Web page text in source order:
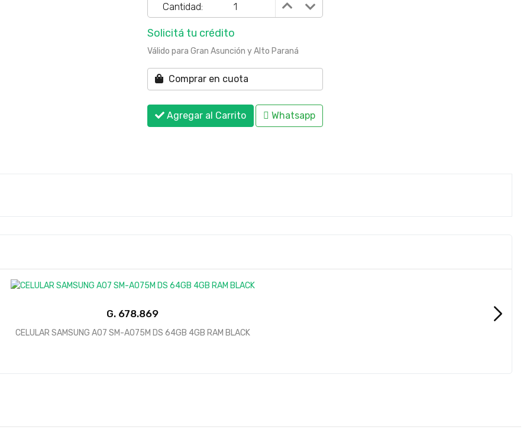
Cantidad:
Solicitá tu crédito
Válido para Gran Asunción y Alto Paraná
Comprar en cuota
Agregar al Carrito Whatsapp
G. 678.869
CELULAR SAMSUNG A07 SM-A075M DS 64GB 4GB RAM BLACK